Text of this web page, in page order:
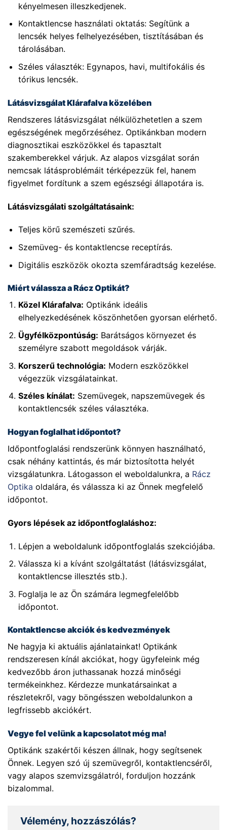
kényelmesen illeszkedjenek.
Kontaktlencse használati oktatás: Segítünk a
lencsék helyes felhelyezésében, tisztításában és
tárolásában.
Széles választék: Egynapos, havi, multifokális és
tórikus lencsék.
Látásvizsgálat Klárafalva közelében
Rendszeres látásvizsgálat nélkülözhetetlen a szem
egészségének megőrzéséhez. Optikánkban modern
diagnosztikai eszközökkel és tapasztalt
szakemberekkel várjuk. Az alapos vizsgálat során
nemcsak látásproblémáit térképezzük fel, hanem
figyelmet fordítunk a szem egészségi állapotára is.
Látásvizsgálati szolgáltatásaink:
Teljes körű szemészeti szűrés.
Szemüveg- és kontaktlencse receptírás.
Digitális eszközök okozta szemfáradtság kezelése.
Miért válassza a Rácz Optikát?
Közel Klárafalva: Optikánk ideális
elhelyezkedésének köszönhetően gyorsan elérhető.
Ügyfélközpontúság: Barátságos környezet és
személyre szabott megoldások várják.
Korszerű technológia: Modern eszközökkel
végezzük vizsgálatainkat.
Széles kínálat: Szemüvegek, napszemüvegek és
kontaktlencsék széles választéka.
Hogyan foglalhat időpontot?
Időpontfoglalási rendszerünk könnyen használható,
csak néhány kattintás, és már biztosította helyét
vizsgálatunkra. Látogasson el weboldalunkra, a Rácz
Optika oldalára, és válassza ki az Önnek megfelelő
időpontot.
Gyors lépések az időpontfoglaláshoz:
Lépjen a weboldalunk időpontfoglalás szekciójába.
Válassza ki a kívánt szolgáltatást (látásvizsgálat,
kontaktlencse illesztés stb.).
Foglalja le az Ön számára legmegfelelőbb
időpontot.
Kontaktlencse akciók és kedvezmények
Ne hagyja ki aktuális ajánlatainkat! Optikánk
rendszeresen kínál akciókat, hogy ügyfeleink még
kedvezőbb áron juthassanak hozzá minőségi
termékeinkhez. Kérdezze munkatársainkat a
részletekről, vagy böngésszen weboldalunkon a
legfrissebb akciókért.
Vegye fel velünk a kapcsolatot még ma!
Optikánk szakértői készen állnak, hogy segítsenek
Önnek. Legyen szó új szemüvegről, kontaktlencséről,
vagy alapos szemvizsgálatról, forduljon hozzánk
bizalommal.
Vélemény, hozzászólás?